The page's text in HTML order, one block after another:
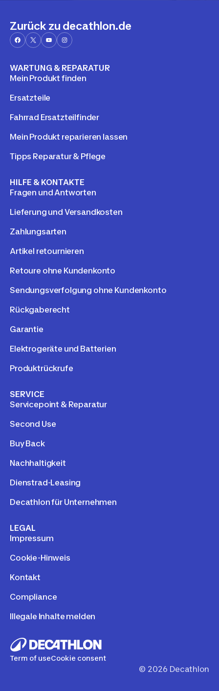
Zurück zu decathlon.de
WARTUNG & REPARATUR
Mein Produkt finden
Ersatzteile
Fahrrad Ersatzteilfinder
Mein Produkt reparieren lassen
Tipps Reparatur & Pflege
HILFE & KONTAKTE
Fragen und Antworten
Lieferung und Versandkosten
Zahlungsarten
Artikel retournieren
Retoure ohne Kundenkonto
Sendungsverfolgung ohne Kundenkonto
Rückgaberecht
Garantie
Elektrogeräte und Batterien
Produktrückrufe
SERVICE
Servicepoint & Reparatur
Second Use
Buy Back
Nachhaltigkeit
Dienstrad-Leasing
Decathlon für Unternehmen
LEGAL
Impressum
Cookie-Hinweis
Kontakt
Compliance
Illegale Inhalte melden
Term of useCookie consent
© 2026 Decathlon